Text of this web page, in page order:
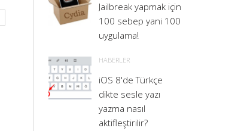
Jailbreak yapmak için
100 sebep yani 100
uygulama!
HABERLER
iOS 8'de Türkçe
dikte sesle yazı
yazma nasıl
aktifleştirilir?